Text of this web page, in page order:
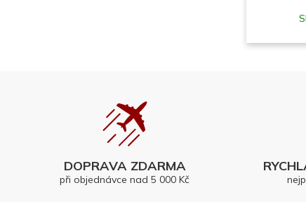
DOPRAVA ZDARMA
při objednávce nad 5 000 Kč